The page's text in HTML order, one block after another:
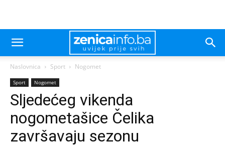
Naslovnica Sport Nogomet
Sport Nogomet
Sljedećeg vikenda
nogometašice Čelika
završavaju sezonu